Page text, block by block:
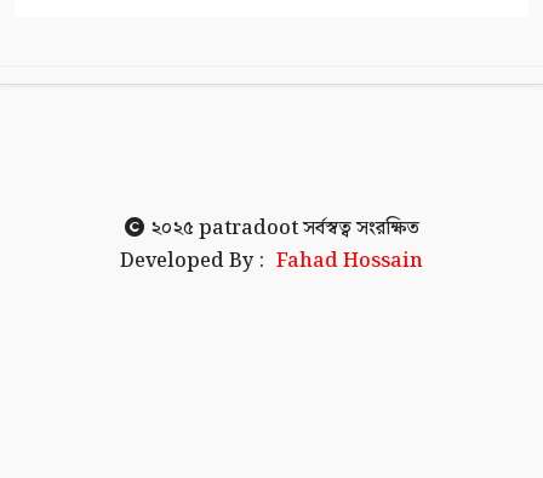
২০২৫ patradootসর্বস্বত্ব সংরক্ষিত
Developed By : Fahad Hossain